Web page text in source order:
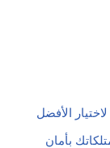
الأفضل
بأمان